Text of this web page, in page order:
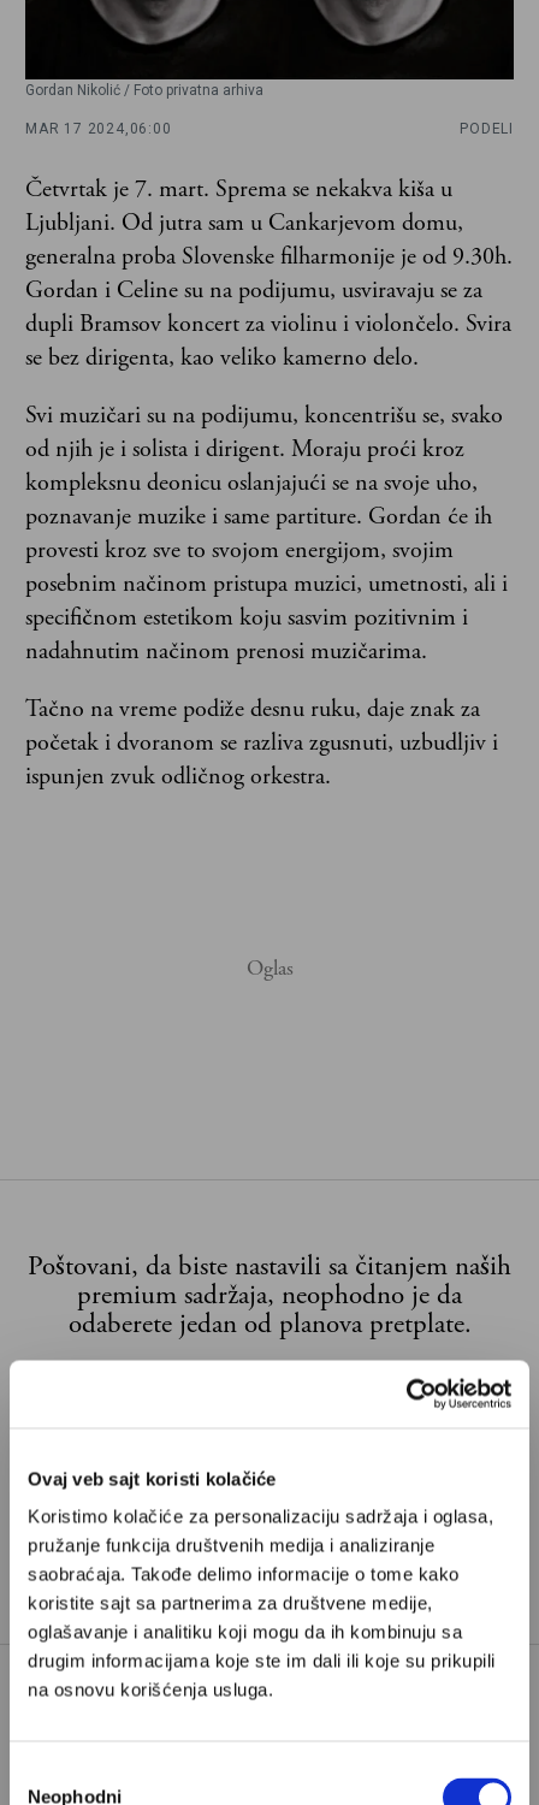
Ovaj veb sajt koristi kolačiće
Koristimo kolačiće za personalizaciju sadržaja i oglasa,
pružanje funkcija društvenih medija i analiziranje
saobraćaja. Takođe delimo informacije o tome kako
koristite sajt sa partnerima za društvene medije,
oglašavanje i analitiku koji mogu da ih kombinuju sa
drugim informacijama koje ste im dali ili koje su prikupili
na osnovu korišćenja usluga.
Neophodni
Gordan Nikolić / Foto privatna arhiva
MAR 17 2024, 06:00 PODELI
Četvrtak je 7. mart. Sprema se nekakva kiša u
Ljubljani. Od jutra sam u Cankarjevom domu,
generalna proba Slovenske filharmonije je od 9.30h.
Gordan i Celine su na podijumu, usviravaju se za
dupli Bramsov koncert za violinu i violončelo. Svira
se bez dirigenta, kao veliko kamerno delo.
Svi muzičari su na podijumu, koncentrišu se, svako
od njih je i solista i dirigent. Moraju proći kroz
kompleksnu deonicu oslanjajući se na svoje uho,
poznavanje muzike i same partiture. Gordan će ih
provesti kroz sve to svojom energijom, svojim
posebnim načinom pristupa muzici, umetnosti, ali i
specifičnom estetikom koju sasvim pozitivnim i
nadahnutim načinom prenosi muzičarima.
Tačno na vreme podiže desnu ruku, daje znak za
početak i dvoranom se razliva zgusnuti, uzbudljiv i
ispunjen zvuk odličnog orkestra.
Poštovani, da biste nastavili sa čitanjem naših
premium sadržaja, neophodno je da
odaberete jedan od planova pretplate.
Već imate nalog?
Ljubiša Jovanovićje najpoznatiji srpski flautista i
redovni profesor Fakulteta muzičkih umetnosti u
Beogradu.